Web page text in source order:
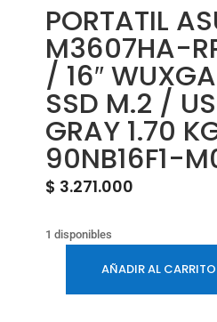
PORTATIL
M3607HA-
/ 16″
SSD M.2 /
GRAY 1.70
90NB16F1-
$ 3.271.000
1 disponibles
PORTATIL
ASUS
AÑADIR AL CARRITO